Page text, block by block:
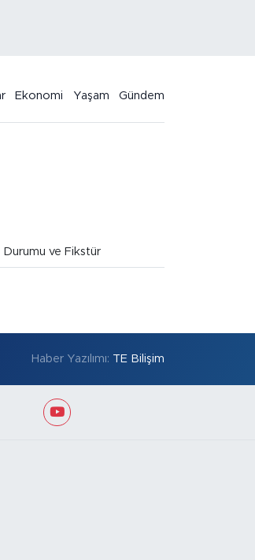
Ekonomi Yaşam Gündem
Durumu ve Fikstür
Haber Yazılımı: TE Bilişim